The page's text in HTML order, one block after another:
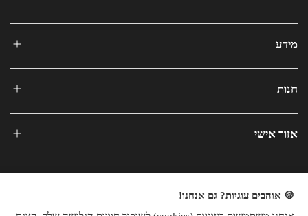
מידע
חנות
אזור אישי
🍪 אוהבים עוגיות? גם אנחנו!